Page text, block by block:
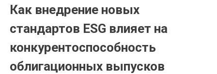
Как внедрение новых
стандартов ESG влияет на
конкурентоспособность
облигационных выпусков